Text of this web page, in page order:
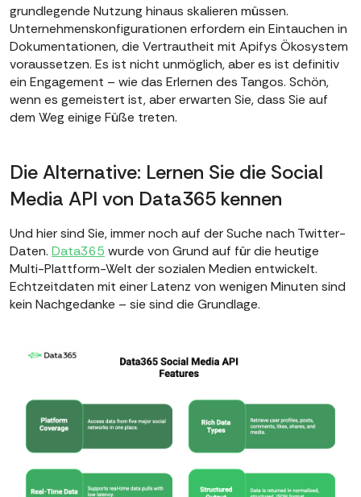
grundlegende Nutzung hinaus skalieren müssen.
Unternehmenskonfigurationen erfordern ein Eintauchen in
Dokumentationen, die Vertrautheit mit Apifys Ökosystem
voraussetzen. Es ist nicht unmöglich, aber es ist definitiv
ein Engagement – wie das Erlernen des Tangos. Schön,
wenn es gemeistert ist, aber erwarten Sie, dass Sie auf
dem Weg einige Füße treten.
Die Alternative: Lernen Sie die Social
Media API von Data365 kennen
Und hier sind Sie, immer noch auf der Suche nach Twitter-
Daten. Data365 wurde von Grund auf für die heutige
Multi-Plattform-Welt der sozialen Medien entwickelt.
Echtzeitdaten mit einer Latenz von wenigen Minuten sind
kein Nachgedanke – sie sind die Grundlage.